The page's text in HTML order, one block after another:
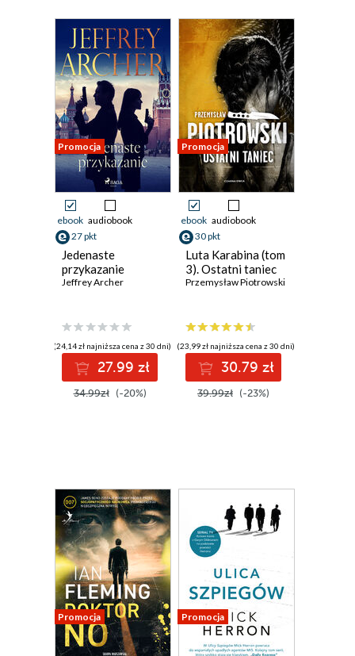
Promocja
ebook audiobook
27 pkt
Jedenaste
przykazanie
Jeffrey Archer
(24,14 zł najniższa cena z 30 dni)
27.99 zł
34.99zł (-20%)
Promocja
ebook audiobook
30 pkt
Luta Karabina (tom
3). Ostatni taniec
Przemysław Piotrowski
(23,99 zł najniższa cena z 30 dni)
30.79 zł
39.99zł (-23%)
Promocja Promocja